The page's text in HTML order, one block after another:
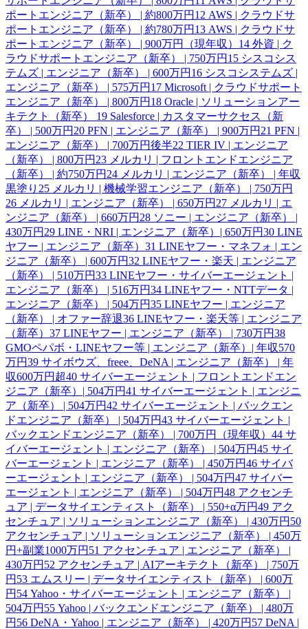
ポートエンジニア（新卒） | 約800万円 12 AWS | クラウドサ
ポートエンジニア（新卒） | 約780万円 13 AWS | クラウドサ
ポートエンジニア（新卒） | 900万円（現年収） 14 外資 | ク
ラウドサポートエンジニア（新卒） | 750万円 15 シスコシス
テムズ | エンジニア（新卒） | 600万円 16 シスコシステムズ |
エンジニア（新卒） | 575万円 17 Microsoft | クラウドサポート
エンジニア（新卒） | 800万円 18 Oracle | ソリューションアー
キテクト（新卒） 19 Salesforce | カスタマーサクセス（新
卒） | 500万円 20 PFN | エンジニア（新卒） | 900万円 21 PFN |
エンジニア（新卒） | 700万円後半22 TIER IV | エンジニア
（新卒） | 800万円 23 メルカリ | フロントエンドエンジニア
（新卒） | 約750万円 24 メルカリ | エンジニア（新卒） | 年収
黒塗り 25 メルカリ | 機械学習エンジニア（新卒） | 750万円
26 メルカリ | エンジニア（新卒） | 650万円 27 メルカリ | エ
ンジニア（新卒） | 660万円 28 ソニー | エンジニア（新卒） |
430万円 29 LINE・NRI | エンジニア（新卒）| 650万円30 LINE
ヤフー | エンジニア（新卒） 31 LINEヤフー・マネフォ | エン
ジニア（新卒） | 600万円32 LINEヤフー・楽天 | エンジニア
（新卒） | 510万円33 LINEヤフー・サイバーエージェント |
エンジニア（新卒） | 516万円34 LINEヤフー・NTTデータ |
エンジニア（新卒） | 504万円35 LINEヤフー | エンジニア
（新卒） | オファー辞退36 LINEヤフー・楽天等 | エンジニア
（新卒） 37 LINEヤフー | エンジニア（新卒） | 730万円38
GMOペパボ・LINEヤフー等 | エンジニア（新卒）| 年収570
万円39 サイボウズ、freee、DeNA | エンジニア（新卒） | 年
収600万円超40 サイバーエージェント | フロントエンドエン
ジニア（新卒）| 504万円41 サイバーエージェント | エンジニ
ア（新卒） | 504万円42 サイバーエージェント | バックエン
ドエンジニア（新卒） | 504万円43 サイバーエージェント |
バックエンドエンジニア（新卒） | 700万円（現年収） 44 サ
イバーエージェント | エンジニア（新卒） | 504万円45 サイ
バーエージェント | エンジニア（新卒） | 450万円46 サイバ
ーエージェント | エンジニア（新卒） | 504万円47 サイバー
エージェント | エンジニア（新卒） | 504万円48 アクセンチ
ュア | データサイエンティスト（新卒） | 550+α万円49 アク
センチュア | ソリューションエンジニア（新卒） | 430万円 50
アクセンチュア | ソリューションエンジニア（新卒） | 450万
円+副業1000万円 51 アクセンチュア | エンジニア（新卒） |
430万円 52 アクセンチュア | AIアーキテクト（新卒） | 750万
円 53 エムスリー | データサイエンティスト（新卒） | 600万
円 54 Yahoo・サイバーエージェント | エンジニア（新卒） |
504万円 55 Yahoo | バックエンドエンジニア（新卒） | 480万
円 56 DeNA・Yahoo | エンジニア（新卒） | 420万円 57 DeNA |